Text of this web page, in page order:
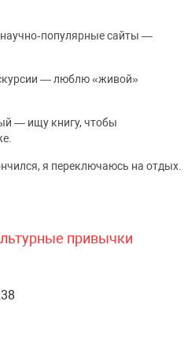
сайты —
— люблю «живой»
— ищу книгу, чтобы
я переключаюсь на отдых.
привычки